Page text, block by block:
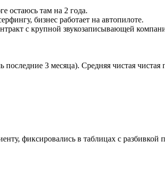
остаюсь там на 2 года.
бизнес работает на автопилоте.
с крупной звукозаписывающей
3 месяца). Средняя чистая
фиксировались в таблицах с